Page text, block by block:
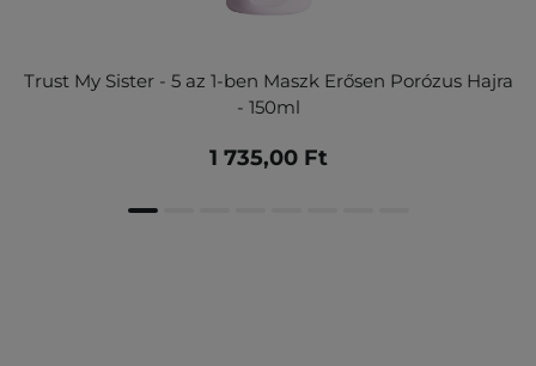
Trust My Sister - 5 az 1-ben Maszk Erősen Porózus Hajra
- 150ml
1 735,00 Ft